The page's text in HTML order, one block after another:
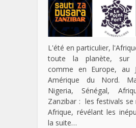
L'été en particulier,
toute la planète, sur
comme en Europe, au
Amérique du Nord.
Nigeria, Sénégal,
Zanzibar : les festivals se
Afrique, révélant les
la suite…